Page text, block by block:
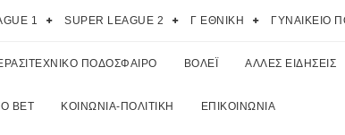
1 SUPER LEAGUE 2 Γ ΕΘΝΙΚΗ ΓΥΝΑΙΚΕΙΟ
ΠΟΔΟΣΦΑΙΡΟ ΒΟΛΕΪ ΑΛΛΕΣ ΕΙΔΗΣΕΙΣ
BET ΚΟΙΝΩΝΙΑ-ΠΟΛΙΤΙΚΗ ΕΠΙΚΟΙΝΩΝΙΑ